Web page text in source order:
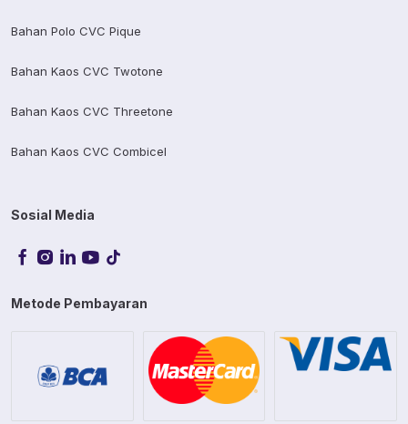
Bahan Polo CVC Pique
Bahan Kaos CVC Twotone
Bahan Kaos CVC Threetone
Bahan Kaos CVC Combicel
Sosial Media
Metode Pembayaran